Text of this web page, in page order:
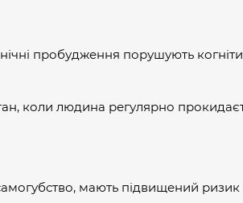
пробудження порушують
коли людина регулярно
мають підвищений